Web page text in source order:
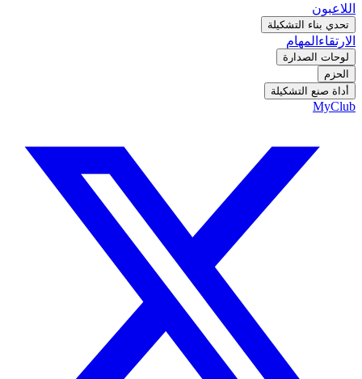
اللاعبون
تحدي بناء التشكيلة
الارتقاء المهام
لوحات الصدارة
الحزم
أداة صنع التشكيلة
MyClub